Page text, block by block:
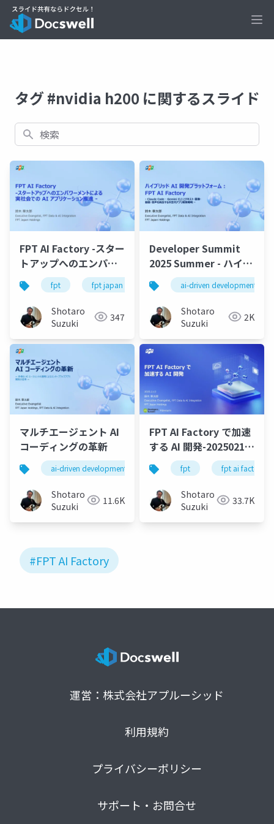
タグ #nvidia h200 に関するスライド
検索
FPT AI Factory -スター
トアップへのエンパワ
ーメントによる実社会
での AI アプリケーショ
ン推進 -
fpt fpt japan ai genai nvidia
Shotaro
Suzuki
347
Developer Summit
2025 Summer - ハイブ
リッドAI開発プラット
フォーム：FPT AI
Factory - Claude
Code・Gemini CLIと
テキスト・画像・動
画・音声を統合する次
世代アプリ開発戦略
ai-driven development
Shotaro
Suzuki
2K
マルチエージェント AI
コーディングの革新
ai-driven development codevista llm
Shotaro
Suzuki
11.6K
FPT AI Factory で加速
する AI 開発-20250213-
公開版fpt fpt ai factory
Shotaro
Suzuki
33.7K
#FPT AI Factory
運営：株式会社アプルーシッド
利用規約
プライバシーポリシー
サポート・お問合せ